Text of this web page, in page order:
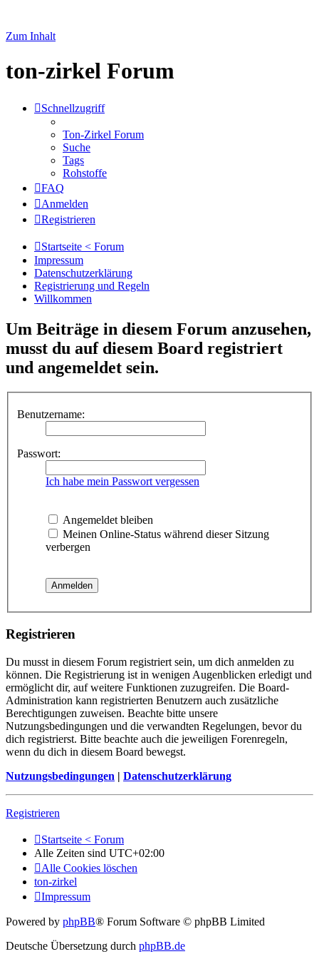
Zum Inhalt
ton-zirkel Forum
Schnellzugriff
Ton-Zirkel Forum
Suche
Tags
Rohstoffe
FAQ
Anmelden
Registrieren
Startseite < Forum
Impressum
Datenschutzerklärung
Registrierung und Regeln
Willkommen
Um Beiträge in diesem Forum anzusehen,
musst du auf diesem Board registriert
und angemeldet sein.
Benutzername:
Passwort:
Ich habe mein Passwort vergessen
Angemeldet bleiben
Meinen Online-Status während dieser Sitzung
verbergen
Registrieren
Du musst in diesem Forum registriert sein, um dich anmelden zu
können. Die Registrierung ist in wenigen Augenblicken erledigt und
ermöglicht dir, auf weitere Funktionen zuzugreifen. Die Board-
Administration kann registrierten Benutzern auch zusätzliche
Berechtigungen zuweisen. Beachte bitte unsere
Nutzungsbedingungen und die verwandten Regelungen, bevor du
dich registrierst. Bitte beachte auch die jeweiligen Forenregeln,
wenn du dich in diesem Board bewegst.
Nutzungsbedingungen | Datenschutzerklärung
Registrieren
Startseite < Forum
Alle Zeiten sind UTC+02:00
Alle Cookies löschen
ton-zirkel
Impressum
Powered by phpBB® Forum Software © phpBB Limited
Deutsche Übersetzung durch phpBB.de